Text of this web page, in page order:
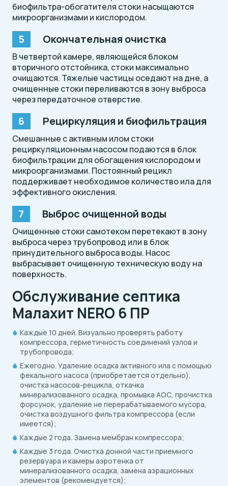
биофильтра-обогатителя стоки насыщаются
микроорганизмами и кислородом.
Окончательная очистка
В четвертой камере, являющейся блоком
вторичного отстойника, стоки максимально
очищаются. Тяжелые частицы оседают на дне, а
очищенные стоки переливаются в зону выброса
через передаточное отверстие.
Рециркуляция и биофильтрация
Смешанные с активным илом стоки
рециркуляционным насосом подаются в блок
биофильтрации для обогащения кислородом и
микроорганизмами. Постоянный рецикл
поддерживает необходимое количество ила для
эффективного окисления.
Выброс очищенной воды
Очищенные стоки самотеком перетекают в зону
выброса через трубопровод или в блок
принудительного выброса воды. Насос
выбрасывает очищенную техническую воду на
поверхность.
Обслуживание септика
Малахит NERO 6 ПР
Каждые 10 дней. Визуально проверять работу
компрессора, герметичность соединений узлов и
трубопровода;
Ежегодно. Удаление осадка активного ила с помощью
фекального насоса (приобретается отдельно),
очистка насосов-рецикла, откачка
минерализованного осадка, промывка АОС, прочистка
форсунок, удаление не перерабатываемого мусора,
очистка воздушного фильтра компрессора (если
имеется);
Каждые 2 года. Замена мембран компрессора;
Каждые 3 года. Очистка донной части приемного
резервуара и камеры аэротенка от
минерализованного осадка, замена аэрационных
элементов (рекомендуется);